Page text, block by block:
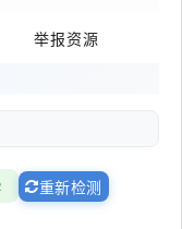
举报资源
重新检测